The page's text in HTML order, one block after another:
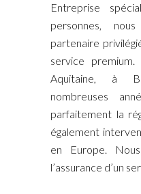
Entreprise
personnes,
partenaire
service
Aquitaine, à
nombreuses
parfaitement la
également
en Europe.
l’assurance d’un